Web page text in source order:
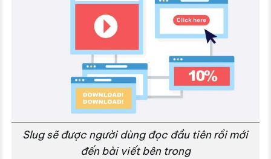
Slug sẽ được người dùng đọc đầu tiên rồi mới
đến bài viết bên trong